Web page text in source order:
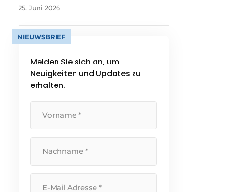
25. Juni 2026
NIEUWSBRIEF
Melden Sie sich an, um
Neuigkeiten und Updates zu
erhalten.